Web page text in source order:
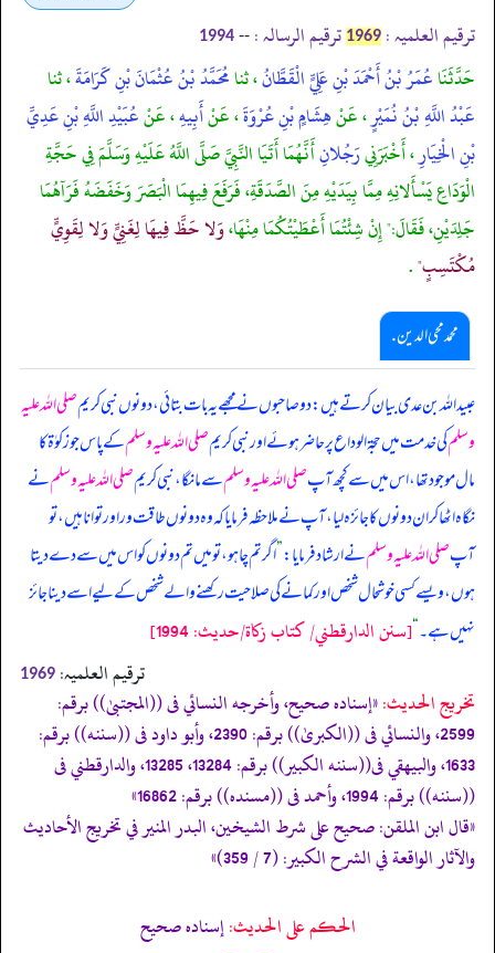
ترقیم العلمیہ : 1969 ترقیم الرسالہ : --
1994
حَدَّثَنَاعُمَرُ بْنُ أَحْمَدَ بْنِ عَلِيٍّ الْقَطَّانُ، ثنامُحَمَّدُ بْنُ عُثْمَانَ بْنِ كَرَامَةَ، ثنا
عَبْدُ اللَّهِ بْنُ نُمَيْرٍ، عَنْهِشَامٍ بْنِ عُرْوَةَ، عَنْأَبِيهِ، عَنْعُبَيْدِ اللَّهِ بْنِ عَدِيِّ
بْنِ الْخِيَارِ، أَخْبَرَنِيرَجُلانِأَنَّهُمَا أَتَيَا النَّبِيَّ صَلَّى اللَّهُ عَلَيْهِ وَسَلَّمَ فِي حَجَّةِ
الْوَدَاعِ يَسْأَلانِهِ مِمَّا بِيَدَيْهِ مِنَ الصَّدَقَةِ، فَرَفَعَ فِيهِمَا الْبَصَرَ وَخَفَضَهُ فَرَآهُمَا
جَلِدَيْنِ، فَقَالَ:" إِنْ شِئْتُمَا أَعْطَيْتُكُمَا مِنْهَا،وَلا حَظَّ فِيهَا لِغَنِيٍّ وَلا لِقَوِيٍّ
مُكْتَسِبٍ".
محمد محی الدین .
عبیداللہ بن عدی بیان کرتے ہیں: دو صاحبوں نے مجھے یہ بات بتائی، دونوں نبی کریمصلی اللہ علیہ
وسلمکی خدمت میں حجۃ الوداع پر حاضر ہوئے اور نبی کریمصلی اللہ علیہ وسلمکے پاس جو زکوٰۃ کا
مال موجود تھا، اس میں سے کچھ آپصلی اللہ علیہ وسلمسے مانگا، نبی کریمصلی اللہ علیہ وسلمنے
نگاہ اٹھا کر ان دونوں کا جائزہ لیا، آپ نے ملاحظہ فرمایا کہ وہ دونوں طاقت ور اور توانا ہیں، تو
آپصلی اللہ علیہ وسلمنے ارشاد فرمایا:”اگر تم چاہو، تو میں تم دونوں کو اس میں سے دے دیتا
ہوں، ویسے کسی خوشحال شخص اور کمانے کی صلاحیت رکھنے والے شخص کے لیے اسے دینا جائز
نہیں ہے۔“[سنن الدارقطني/ كتاب زكاة/حدیث: 1994]
ترقیم العلمیہ: 1969
تخریج الحدیث:«إسناده صحيح، وأخرجه النسائي فى ((المجتبیٰ)) برقم:
2599، والنسائي فى ((الكبریٰ)) برقم: 2390، وأبو داود فى ((سننه)) برقم:
1633، والبيهقي فى((سننه الكبير)) برقم: 13284، 13285، والدارقطني فى
((سننه)) برقم: 1994، وأحمد فى ((مسنده)) برقم: 16862»
«قال ابن الملقن: صحيح على شرط الشيخين، البدر المنير في تخريج الأحاديث
والآثار الواقعة في الشرح الكبير: (7 / 359)»
الحكم على الحديث:إسناده صحيح